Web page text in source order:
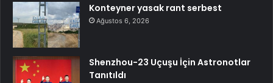
Konteyner yasak rant serbest
Ağustos 6, 2026
Shenzhou-23 Uçuşu İçin Astronotlar
Tanıtıldı